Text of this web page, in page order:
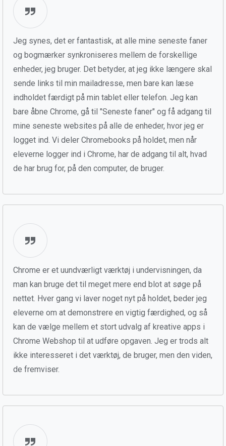
Jeg synes, det er fantastisk, at alle mine seneste faner
og bogmærker synkroniseres mellem de forskellige
enheder, jeg bruger. Det betyder, at jeg ikke længere skal
sende links til min mailadresse, men bare kan læse
indholdet færdigt på min tablet eller telefon. Jeg kan
bare åbne Chrome, gå til "Seneste faner" og få adgang til
mine seneste websites på alle de enheder, hvor jeg er
logget ind. Vi deler Chromebooks på holdet, men når
eleverne logger ind i Chrome, har de adgang til alt, hvad
de har brug for, på den computer, de bruger.
Chrome er et uundværligt værktøj i undervisningen, da
man kan bruge det til meget mere end blot at søge på
nettet. Hver gang vi laver noget nyt på holdet, beder jeg
eleverne om at demonstrere en vigtig færdighed, og så
kan de vælge mellem et stort udvalg af kreative apps i
Chrome Webshop til at udføre opgaven. Jeg er trods alt
ikke interesseret i det værktøj, de bruger, men den viden,
de fremviser.